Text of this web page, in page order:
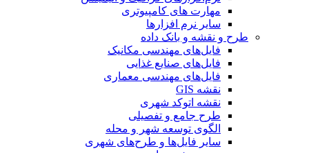
مهارت های کامپیوتری
سایر نرم افزارها
طرح و نقشه و بانک داده
فایل‌های مهندسی مکانیک
فایل‌های صنایع غذایی
فایل‌های مهندسی معماری
نقشه GIS
نقشه اتوکد شهری
طرح جامع و تفصیلی
الگوی توسعه شهر و محله
سایر فایل‌ها و طرح‌های شهری